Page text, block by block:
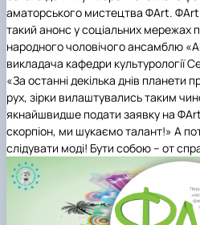
Гурток
Прес-студія "Ідеал"
Інструментальний
Мистецька студія
Тріо "ТоНіка"
аматорського мистецтва ФArt. ФArt
такий анонс у соціальних мережах
народного чоловічого ансамблю
викладача кафедри культурології
«За останні декілька днів планети
рух, зірки вилаштувались таким
якнайшвидше подати заявку на
скорпіон, ми шукаємо талант!» А
слідувати моді! Бути собою – от